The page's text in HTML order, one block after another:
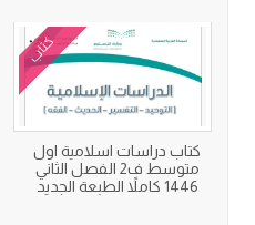
كتاب
كتاب دراسات اسلامية اول
متوسط ف2 الفصل الثاني
1446 كاملاً الطبعة الجديد